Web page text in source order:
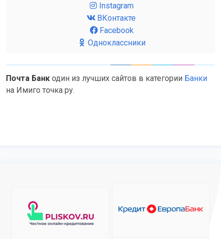
Instagram
ВКонтакте
Facebook
Одноклассники
Почта Банк один из лучших сайтов в категории Банки
на Имиго точка ру.